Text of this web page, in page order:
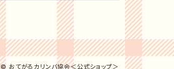
© おてがるカリンバ協会＜公式ショップ＞